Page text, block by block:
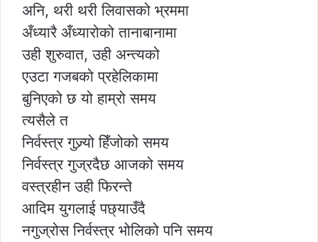
अनि, थरी थरी लिवासको भ्रममा
अँध्यारै अँध्यारोको तानाबानामा
उही शुरुवात, उही अन्त्यको
एउटा गजबको प्रहेलिकामा
बुनिएको छ यो हाम्रो समय
त्यसैले त
निर्वस्त्र गुज्र्यो हिँजोको समय
निर्वस्त्र गुज्रदैछ आजको समय
वस्त्रहीन उही फिरन्ते
आदिम युगलाई पछ्याउँदै
नगुज्रोस निर्वस्त्र भोलिको पनि समय